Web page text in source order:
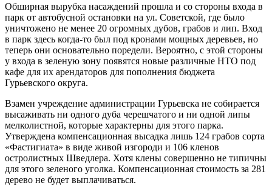
Обширная вырубка насаждений прошла и со стороны входа в
парк от автобусной остановки на ул. Советской, где было
уничтожено не менее 20 огромных дубов, грабов и лип. Вход
в парк здесь когда-то был под кронами мощных деревьев, но
теперь они основательно поредели. Вероятно, с этой стороны
у входа в зеленую зону появятся новые различные НТО под
кафе для их арендаторов для пополнения бюджета
Гурьевского округа.
Взамен учреждение администрации Гурьевска не собирается
высаживать ни одного дуба черешчатого и ни одной липы
мелколистной, которые характерны для этого парка.
Утверждена компенсационная высадка лишь 124 грабов сорта
«Фастигиата» в виде живой изгороди и 106 кленов
остролистных Шведлера. Хотя клены совершенно не типичны
для этого зеленого уголка. Компенсационная стоимость за 281
дерево не будет выплачиваться.